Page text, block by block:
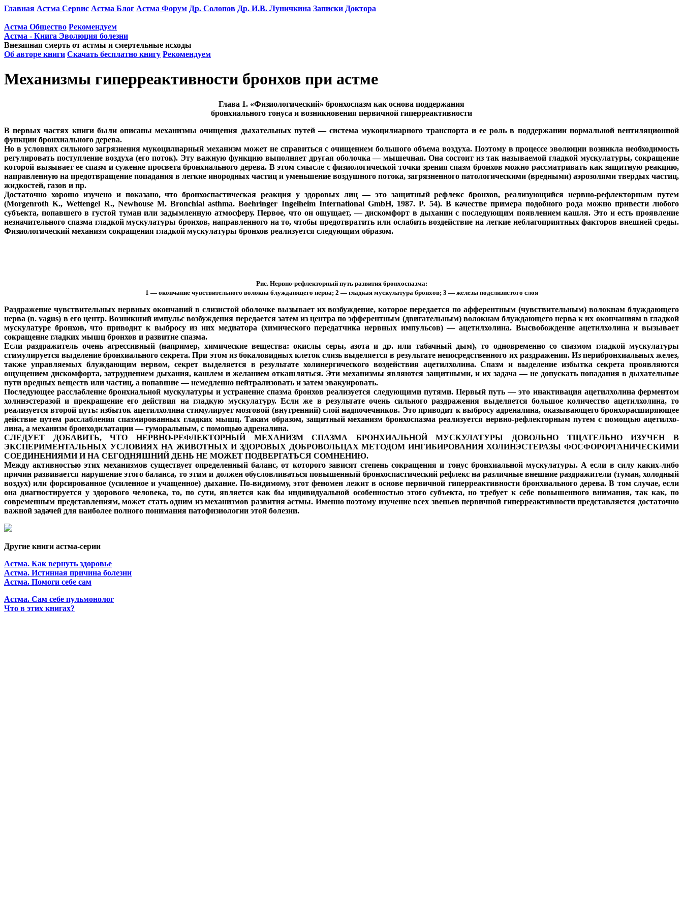
Главная Астма Сервис Астма Блог Астма Форум Др. Солопов Др. И.В. Луничкина Записки Доктора
Астма Общество Рекомендуем
Астма - Книга Эволюция болезни
Внезапная смерть от астмы и смертельные исходы
Об авторе книги Скачать бесплатно книгу Рекомендуем
Механизмы гиперреактивности бронхов при астме
Глава 1. «Физиологический» бронхоспазм как основа поддержания
бронхиального тонуса и возникновения первичной гиперреактивности
В первых частях книги были описаны механизмы очищения дыхательных путей — система мукоцилиарного транспорта и ее роль в поддержании нормальной вентиляционной
функции бронхиального дерева.
Но в условиях сильного загрязнения мукоцилиарный механизм может не справиться с очищением большого объема воздуха. Поэтому в процессе эволюции возникла необходимость
регулировать поступление воздуха (его поток). Эту важную функцию выполняет другая оболочка — мышечная. Она состоит из так называемой гладкой мускулатуры, сокращение
которой вызывает ее спазм и сужение просвета бронхиального дерева. В этом смысле с физиологической точки зрения спазм бронхов можно рассматривать как защитную реакцию,
направленную на предотвращение попадания в легкие инородных частиц и уменьшение воздушного потока, загрязненного патологическими (вредными) аэрозолями твердых частиц,
жидкостей, газов и пр.
Достаточно хорошо изучено и показано, что бронхоспастическая реакция у здоровых лиц — это защитный рефлекс бронхов, реализующийся нервно-рефлекторным путем
(Morgenroth K., Wettengel R., Newhouse M. Bronchial asthma. Boehringer Ingelheim International GmbH, 1987. P. 54). В качестве примера подобного рода можно привести любого
субъекта, попавшего в густой туман или задымленную атмосферу. Первое, что он ощущает, — дискомфорт в дыхании с последующим появлением кашля. Это и есть проявление
незначительного спазма гладкой мускулатуры бронхов, направленного на то, чтобы предотвратить или ослабить воздействие на легкие неблагоприятных факторов внешней среды.
Физиологический механизм сокращения гладкой мускулатуры бронхов реализуется следующим образом.
Рис. Нервно-рефлекторный путь развития бронхоспазма:
1 — окончание чувствительного волокна блуждающего нерва; 2 — гладкая мускулатура бронхов; 3 — железы подслизистого слоя
Раздражение чувствительных нервных окончаний в слизистой оболочке вызывает их возбуждение, которое передается по афферентным (чувствительным) волокнам блуждающего
нерва (n. vagus) в его центр. Возникший импульс возбуждения передается затем из центра по эфферентным (двигательным) волокнам блуждающего нерва к их окончаниям в гладкой
мускулатуре бронхов, что приводит к выбросу из них медиатора (химического передатчика нервных импульсов) — ацетилхолина. Высвобождение ацетилхолина и вызывает
сокращение гладких мышц бронхов и развитие спазма.
Если раздражитель очень агрессивный (например, химические вещества: окислы серы, азота и др. или табачный дым), то одновременно со спазмом гладкой мускулатуры
стимулируется выделение бронхиального секрета. При этом из бокаловидных клеток слизь выделяется в результате непосредственного их раздражения. Из перибронхиальных желез,
также управляемых блуждающим нервом, секрет выделяется в результате холинергического воздействия ацетилхолина. Спазм и выделение избытка секрета проявляются
ощущением дискомфорта, затруднением дыхания, кашлем и желанием откашляться. Эти механизмы являются защитными, и их задача — не допускать попадания в дыхательные
пути вредных веществ или частиц, а попавшие — немедленно нейтрализовать и затем эвакуировать.
Последующее расслабление бронхиальной мускулатуры и устранение спазма бронхов реализуется следующими путями. Первый путь — это инактивация ацетилхолина ферментом
холинэстеразой и прекращение его действия на гладкую мускулатуру. Если же в результате очень сильного раздражения выделяется большое количество ацетилхолина, то
реализуется второй путь: избыток ацетилхолина стимулирует мозговой (внутренний) слой надпочечников. Это приводит к выбросу адреналина, оказывающего бронхорасширяющее
действие путем расслабления спазмированных гладких мышц. Таким образом, защитный механизм бронхоспазма реализуется нервно-рефлекторным путем с помощью ацетилхо-
лина, а механизм бронходилатации — гуморальным, с помощью адреналина.
СЛЕДУЕТ ДОБАВИТЬ, ЧТО НЕРВНО-РЕФЛЕКТОРНЫЙ МЕХАНИЗМ СПАЗМА БРОНХИАЛЬНОЙ МУСКУЛАТУРЫ ДОВОЛЬНО ТЩАТЕЛЬНО ИЗУЧЕН В
ЭКСПЕРИМЕНТАЛЬНЫХ УСЛОВИЯХ НА ЖИВОТНЫХ И ЗДОРОВЫХ ДОБРОВОЛЬЦАХ МЕТОДОМ ИНГИБИРОВАНИЯ ХОЛИНЭСТЕРАЗЫ ФОСФОРОРГАНИЧЕСКИМИ
СОЕДИНЕНИЯМИ И НА СЕГОДНЯШНИЙ ДЕНЬ НЕ МОЖЕТ ПОДВЕРГАТЬСЯ СОМНЕНИЮ.
Между активностью этих механизмов существует определенный баланс, от которого зависят степень сокращения и тонус бронхиальной мускулатуры. А если в силу каких-либо
причин развивается нарушение этого баланса, то этим и должен обусловливаться повышенный бронхоспастический рефлекс на различные внешние раздражители (туман, холодный
воздух) или форсированное (усиленное и учащенное) дыхание. По-видимому, этот феномен лежит в основе первичной гиперреактивности бронхиального дерева. В том случае, если
она диагностируется у здорового человека, то, по сути, является как бы индивидуальной особенностью этого субъекта, но требует к себе повышенного внимания, так как, по
современным представлениям, может стать одним из механизмов развития астмы. Именно поэтому изучение всех звеньев первичной гиперреактивности представляется достаточно
важной задачей для наиболее полного понимания патофизиологии этой болезни.
Другие книги астма-серии
Астма. Как вернуть здоровье
Астма. Истинная причина болезни
Астма. Помоги себе сам
Астма. Сам себе пульмонолог
Что в этих книгах?